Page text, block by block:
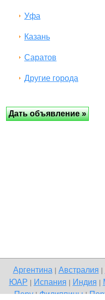
Уфа
Казань
Саратов
Другие города
Аргентина| Австралия
ЮАР Испания Индия
Перу|Филиппины|